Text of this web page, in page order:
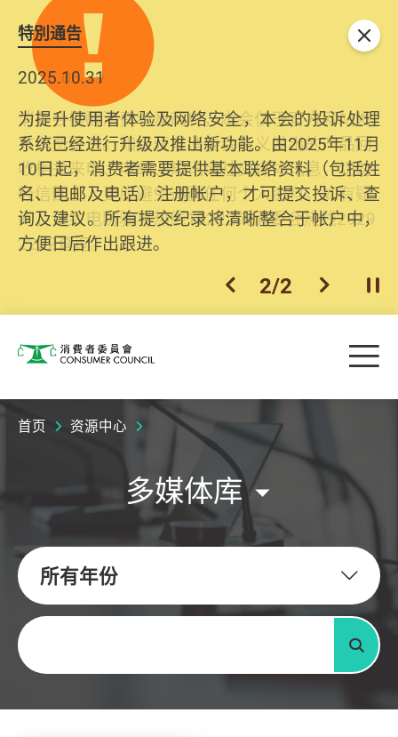
特別通告
2025.10.31
为提升使用者体验及网络安全，本会的投诉处理
系统已经进行升级及推出新功能。由2025年11月
10日起，消费者需要提供基本联络资料（包括姓
名、电邮及电话）注册帐户，才可提交投诉、查
询及建议。所有提交纪录将清晰整合于帐户中，
方便日后作出跟进。
上一个
2/2 下一个开
关闭
消费者委员会 目
首页 资源中心
多媒体库
所有年份
关键字
搜寻